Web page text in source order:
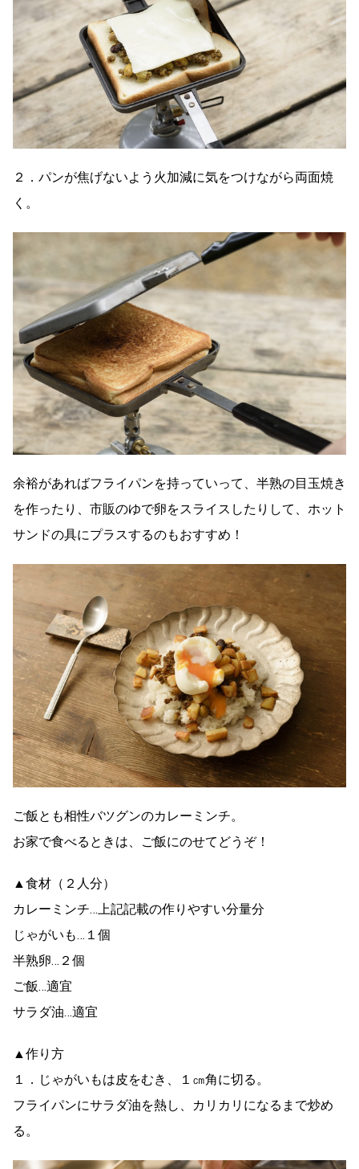
２．パンが焦げないよう火加減に気をつけながら両面焼
く。
余裕があればフライパンを持っていって、半熟の目玉焼き
を作ったり、市販のゆで卵をスライスしたりして、ホット
サンドの具にプラスするのもおすすめ！
ご飯とも相性バツグンのカレーミンチ。
お家で食べるときは、ご飯にのせてどうぞ！
▲食材（２人分）
カレーミンチ…上記記載の作りやすい分量分
じゃがいも…１個
半熟卵…２個
ご飯…適宜
サラダ油…適宜
▲作り方
１．じゃがいもは皮をむき、１㎝角に切る。
フライパンにサラダ油を熱し、カリカリになるまで炒め
る。